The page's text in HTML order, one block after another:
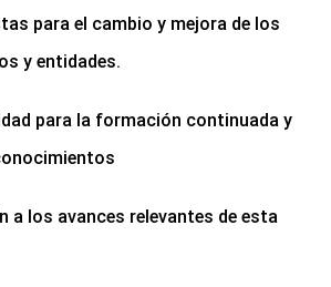
para el cambio y mejora de los
y entidades.
para la formación continuada y
los avances relevantes de esta